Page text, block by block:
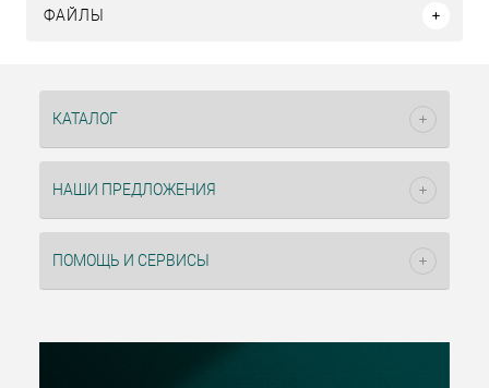
ФАЙЛЫ
КАТАЛОГ
НАШИ ПРЕДЛОЖЕНИЯ
ПОМОЩЬ И СЕРВИСЫ